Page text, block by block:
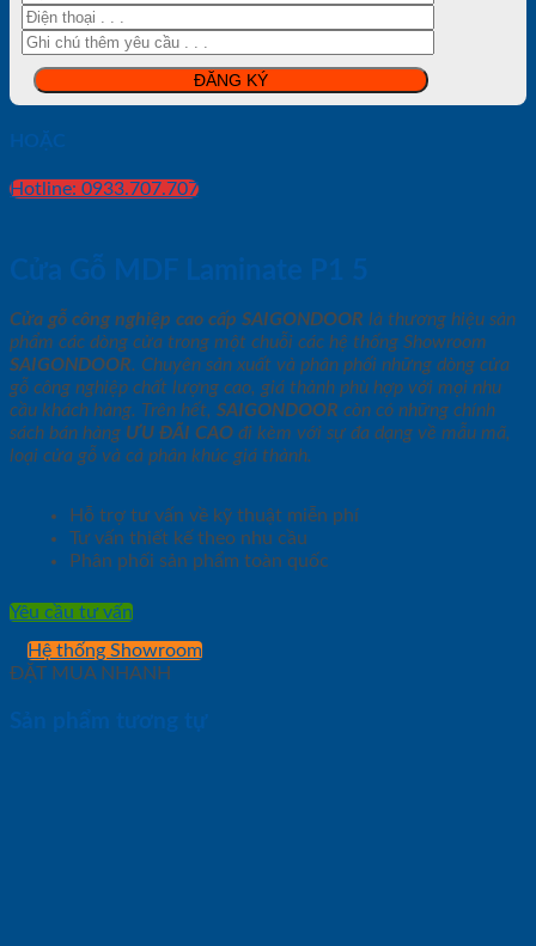
HOẶC
Hotline: 0933.707.707
Cửa Gỗ MDF Laminate P1 5
Cửa gỗ công nghiệp cao cấp SAIGONDOOR là thương hiệu sản
phẩm các dòng cửa trong một chuỗi các hệ thống Showroom
SAIGONDOOR. Chuyên sản xuất và phân phối những dòng cửa
gỗ công nghiệp chất lượng cao, giá thành phù hợp với mọi nhu
cầu khách hàng. Trên hết, SAIGONDOOR còn có những chính
sách bán hàng ƯU ĐÃI CAO đi kèm với sự đa dạng về mẫu mã,
loại cửa gỗ và cả phân khúc giá thành.
Hỗ trợ tư vấn về kỹ thuật miễn phí
Tư vấn thiết kế theo nhu cầu
Phân phối sản phẩm toàn quốc
Yêu cầu tư vấn
Hệ thống Showroom
ĐẶT MUA NHANH
Sản phẩm tương tự